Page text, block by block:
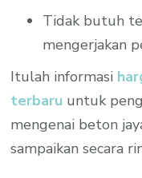
Tidak butuh
mengerjakan
Itulah informasi
terbaru untuk
mengenai beton
sampaikan secara